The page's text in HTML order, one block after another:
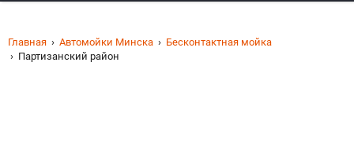
Главная Автомойки Минска
Бесконтактная мойка
Партизанский район